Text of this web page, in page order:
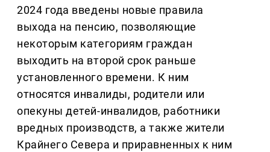
2024 года введены новые правила
выхода на пенсию, позволяющие
некоторым категориям граждан
выходить на второй срок раньше
установленного времени. К ним
относятся инвалиды, родители или
опекуны детей-инвалидов, работники
вредных производств, а также жители
Крайнего Севера и приравненных к ним